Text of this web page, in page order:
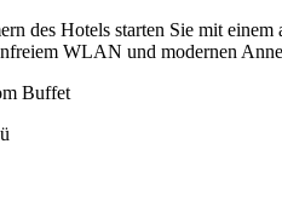
des Hotels starten Sie mit einem
WLAN und modernen
Buffet